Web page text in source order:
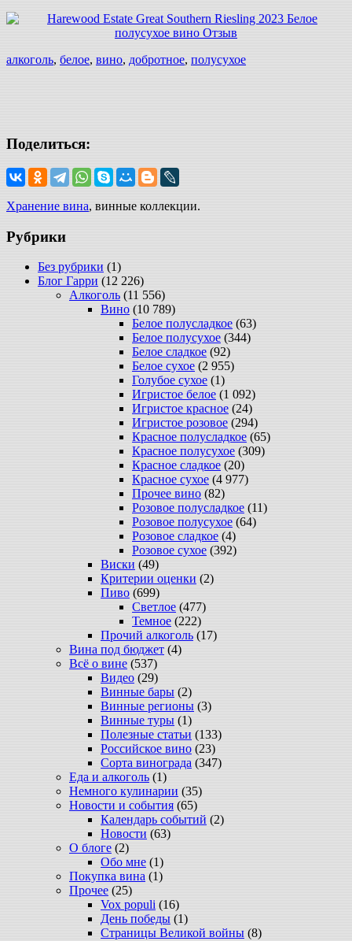
алкоголь, белое, вино, добротное, полусухое
Поделиться:
Хранение вина, винные коллекции.
Рубрики
Без рубрики (1)
Блог Гарри (12 226)
Алкоголь (11 556)
Вино (10 789)
Белое полусладкое (63)
Белое полусухое (344)
Белое сладкое (92)
Белое сухое (2 955)
Голубое сухое (1)
Игристое белое (1 092)
Игристое красное (24)
Игристое розовое (294)
Красное полусладкое (65)
Красное полусухое (309)
Красное сладкое (20)
Красное сухое (4 977)
Прочее вино (82)
Розовое полусладкое (11)
Розовое полусухое (64)
Розовое сладкое (4)
Розовое сухое (392)
Виски (49)
Критерии оценки (2)
Пиво (699)
Светлое (477)
Темное (222)
Прочий алкоголь (17)
Вина под бюджет (4)
Всё о вине (537)
Видео (29)
Винные бары (2)
Винные регионы (3)
Винные туры (1)
Полезные статьи (133)
Российское вино (23)
Сорта винограда (347)
Еда и алкоголь (1)
Немного кулинарии (35)
Новости и события (65)
Календарь событий (2)
Новости (63)
О блоге (2)
Обо мне (1)
Покупка вина (1)
Прочее (25)
Vox populi (16)
День победы (1)
Страницы Великой войны (8)